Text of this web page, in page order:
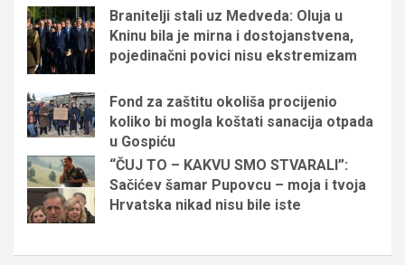
Branitelji stali uz Medveda: Oluja u
Kninu bila je mirna i dostojanstvena,
pojedinačni povici nisu ekstremizam
Fond za zaštitu okoliša procijenio
koliko bi mogla koštati sanacija otpada
u Gospiću
“ČUJ TO – KAKVU SMO STVARALI”:
Sačićev šamar Pupovcu – moja i tvoja
Hrvatska nikad nisu bile iste